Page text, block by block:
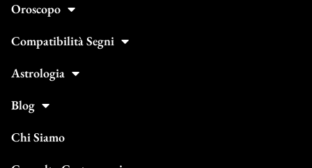
Oroscopo
Compatibilità Segni
Astrologia
Blog
Chi Siamo